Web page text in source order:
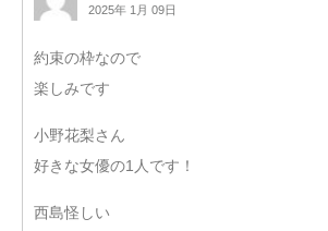
2025年 1月 09日
約束の枠なので
楽しみです
小野花梨さん
好きな女優の1人です！
西島怪しい